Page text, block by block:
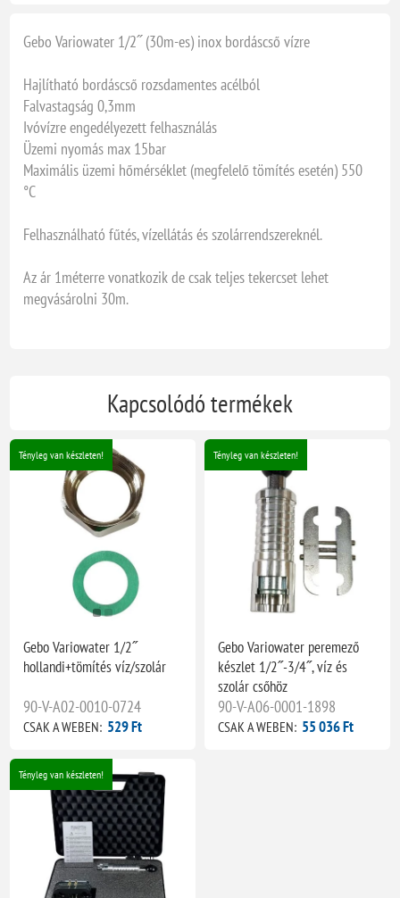
Gebo Variowater 1/2˝ (30m-es) inox bordáscső vízre
Hajlítható bordáscső rozsdamentes acélból
Falvastagság 0,3mm
Ivóvízre engedélyezett felhasználás
Üzemi nyomás max 15bar
Maximális üzemi hőmérséklet (megfelelő tömítés esetén) 550
°C
Felhasználható fűtés, vízellátás és szolárrendszereknél.
Az ár 1méterre vonatkozik de csak teljes tekercset lehet
megvásárolni 30m.
Kapcsolódó termékek
Tényleg van készleten!
Gebo Variowater 1/2˝
hollandi+tömítés víz/szolár
90-V-A02-0010-0724
CSAK A WEBEN: 529 Ft
Tényleg van készleten!
Gebo Variowater peremező
készlet 1/2˝-3/4˝, víz és
szolár csőhöz
90-V-A06-0001-1898
CSAK A WEBEN: 55 036 Ft
Tényleg van készleten!